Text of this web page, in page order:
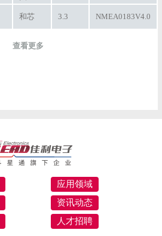
和芯 3.3 NMEA0183V4.0
查看更多
应用领域
资讯动态
人才招聘